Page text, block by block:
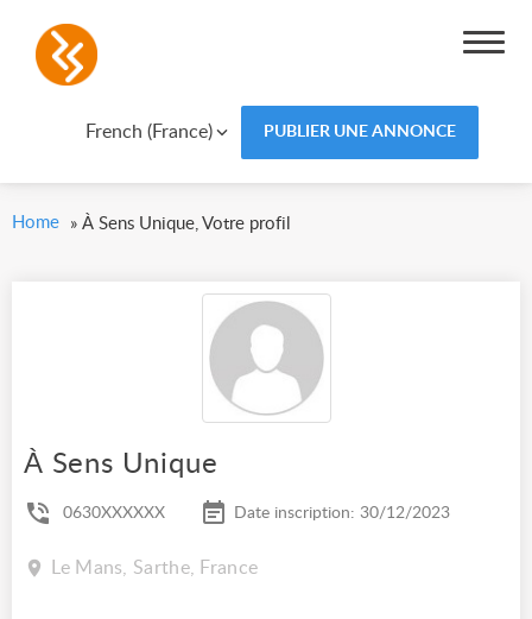
French (France) PUBLIER UNE ANNONCE
Home » À Sens Unique, Votre profil
À Sens Unique
0630XXXXXX Date inscription: 30/12/2023
Le Mans, Sarthe, France